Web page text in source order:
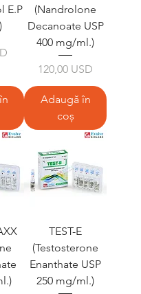
E.P
(Nandrolone
Decanoate USP
400 mg/ml.)
Preț
120,00 USD
Adaugă în
coș
TEST-E
(Testosterone
Enanthate USP
250 mg/ml.)